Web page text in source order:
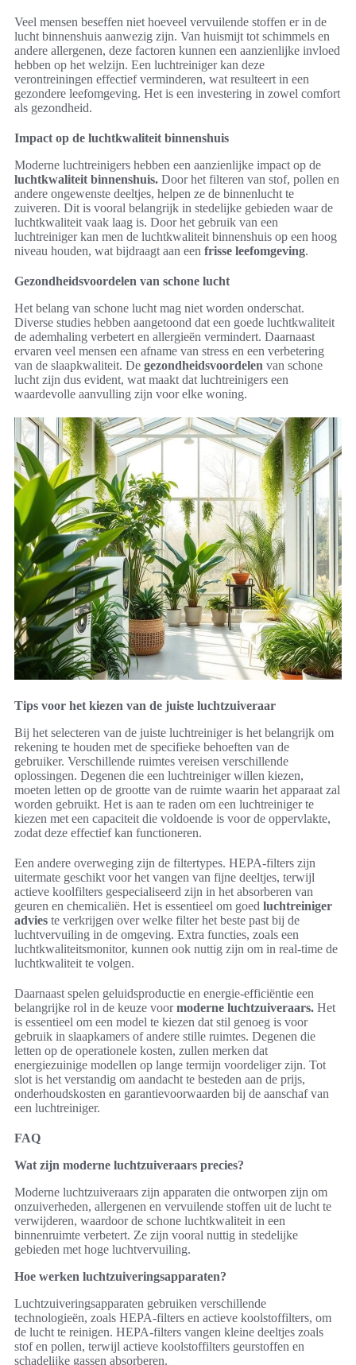
Veel mensen beseffen niet hoeveel vervuilende stoffen er in de
lucht binnenshuis aanwezig zijn. Van huismijt tot schimmels en
andere allergenen, deze factoren kunnen een aanzienlijke invloed
hebben op het welzijn. Een luchtreiniger kan deze
verontreiningen effectief verminderen, wat resulteert in een
gezondere leefomgeving. Het is een investering in zowel comfort
als gezondheid.
Impact op de luchtkwaliteit binnenshuis
Moderne luchtreinigers hebben een aanzienlijke impact op de
luchtkwaliteit binnenshuis. Door het filteren van stof, pollen en
andere ongewenste deeltjes, helpen ze de binnenlucht te
zuiveren. Dit is vooral belangrijk in stedelijke gebieden waar de
luchtkwaliteit vaak laag is. Door het gebruik van een
luchtreiniger kan men de luchtkwaliteit binnenshuis op een hoog
niveau houden, wat bijdraagt aan een frisse leefomgeving.
Gezondheidsvoordelen van schone lucht
Het belang van schone lucht mag niet worden onderschat.
Diverse studies hebben aangetoond dat een goede luchtkwaliteit
de ademhaling verbetert en allergieën vermindert. Daarnaast
ervaren veel mensen een afname van stress en een verbetering
van de slaapkwaliteit. De gezondheidsvoordelen van schone
lucht zijn dus evident, wat maakt dat luchtreinigers een
waardevolle aanvulling zijn voor elke woning.
Tips voor het kiezen van de juiste luchtzuiveraar
Bij het selecteren van de juiste luchtreiniger is het belangrijk om
rekening te houden met de specifieke behoeften van de
gebruiker. Verschillende ruimtes vereisen verschillende
oplossingen. Degenen die een luchtreiniger willen kiezen,
moeten letten op de grootte van de ruimte waarin het apparaat zal
worden gebruikt. Het is aan te raden om een luchtreiniger te
kiezen met een capaciteit die voldoende is voor de oppervlakte,
zodat deze effectief kan functioneren.
Een andere overweging zijn de filtertypes. HEPA-filters zijn
uitermate geschikt voor het vangen van fijne deeltjes, terwijl
actieve koolfilters gespecialiseerd zijn in het absorberen van
geuren en chemicaliën. Het is essentieel om goed luchtreiniger
advies te verkrijgen over welke filter het beste past bij de
luchtvervuiling in de omgeving. Extra functies, zoals een
luchtkwaliteitsmonitor, kunnen ook nuttig zijn om in real-time de
luchtkwaliteit te volgen.
Daarnaast spelen geluidsproductie en energie-efficiëntie een
belangrijke rol in de keuze voormoderne luchtzuiveraars. Het
is essentieel om een model te kiezen dat stil genoeg is voor
gebruik in slaapkamers of andere stille ruimtes. Degenen die
letten op de operationele kosten, zullen merken dat
energiezuinige modellen op lange termijn voordeliger zijn. Tot
slot is het verstandig om aandacht te besteden aan de prijs,
onderhoudskosten en garantievoorwaarden bij de aanschaf van
een luchtreiniger.
FAQ
Wat zijn moderne luchtzuiveraars precies?
Moderne luchtzuiveraars zijn apparaten die ontworpen zijn om
onzuiverheden, allergenen en vervuilende stoffen uit de lucht te
verwijderen, waardoor de schone luchtkwaliteit in een
binnenruimte verbetert. Ze zijn vooral nuttig in stedelijke
gebieden met hoge luchtvervuiling.
Hoe werken luchtzuiveringsapparaten?
Luchtzuiveringsapparaten gebruiken verschillende
technologieën, zoals HEPA-filters en actieve koolstoffilters, om
de lucht te reinigen. HEPA-filters vangen kleine deeltjes zoals
stof en pollen, terwijl actieve koolstoffilters geurstoffen en
schadelijke gassen absorberen.